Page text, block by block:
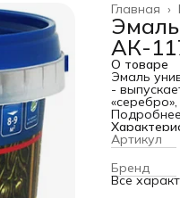
Главная ›
АК-
О товаре
Эмаль
-
-
толщины
-
свето-,
различных
Подробнее
Артикул
Бренд
Все